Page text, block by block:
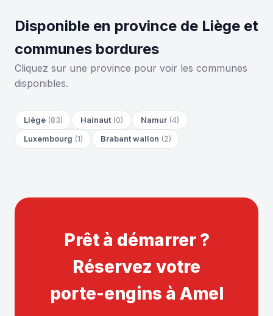
Disponible en province de Liège et
communes bordures
Cliquez sur une province pour voir les communes
disponibles.
Liège (83) Hainaut (0) Namur (4)
Luxembourg (1) Brabant wallon (2)
Prêt à démarrer ?
Réservez votre
porte-engins à Amel